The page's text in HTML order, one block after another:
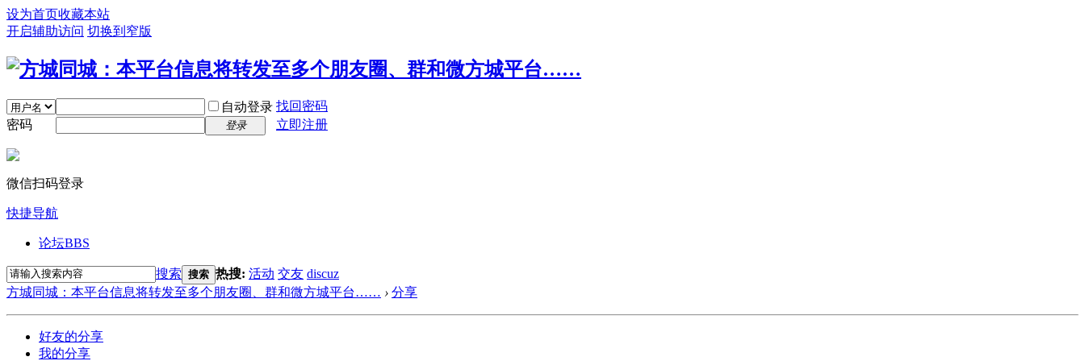
设为首页收藏本站
开启辅助访问 切换到窄版
自动登录 找回密码
密码
登录 立即注册
微信扫码登录
快捷导航
论坛BBS
搜索 搜索 热搜: 活动 交友 discuz
方城同城：本平台信息将转发至多个朋友圈、群和微方城平台…… › 分享
好友的分享
我的分享